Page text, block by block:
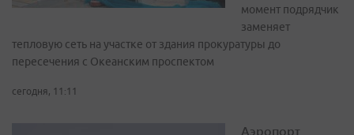
момент подрядчик
заменяет
тепловую сеть на участке от здания прокуратуры до
пересечения с Океанским проспектом
сегодня, 11:11
Аэропорт